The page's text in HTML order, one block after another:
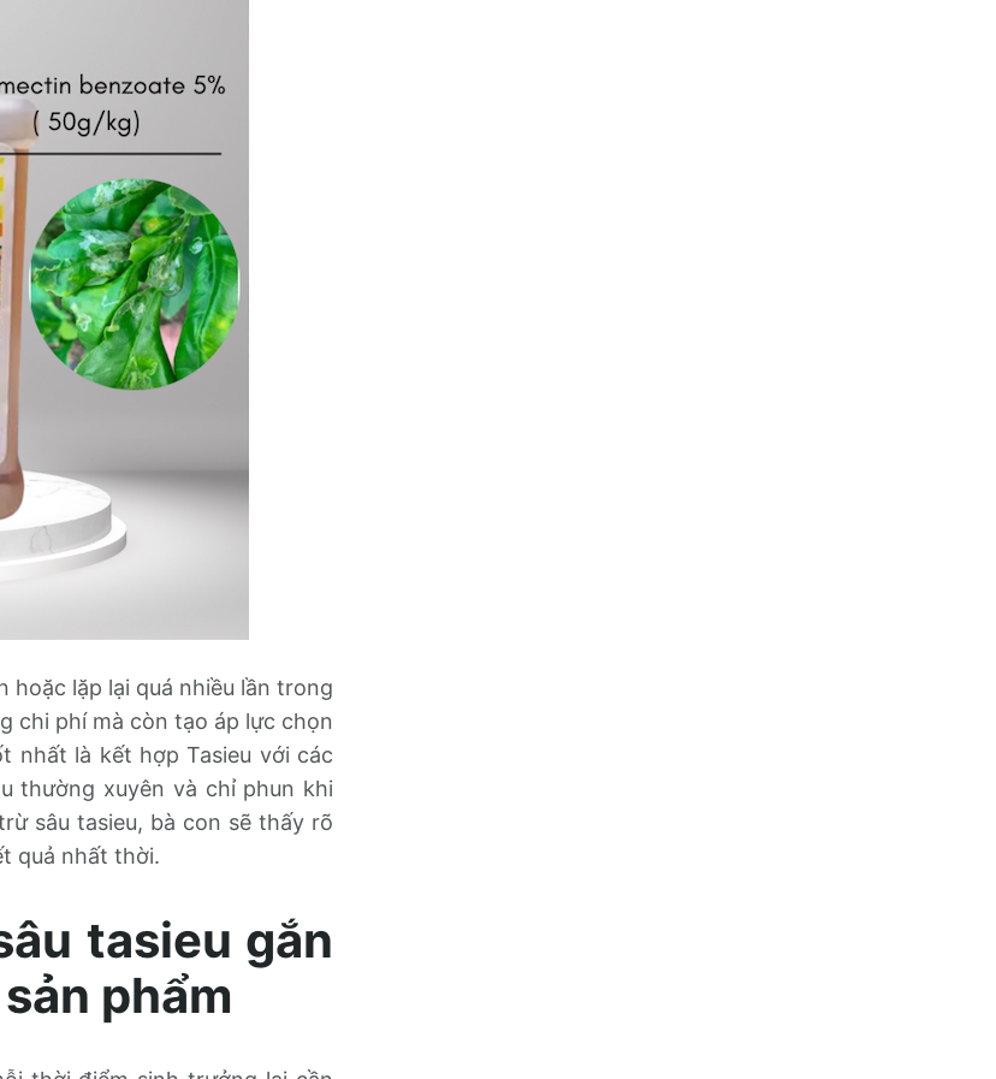
hoặc lặp lại quá nhiều lần trong
chi phí mà còn tạo áp lực chọn
nhất là kết hợp Tasieu với các
thường xuyên và chỉ phun khi
sâu tasieu, bà con sẽ thấy rõ
quả nhất thời.
tasieu gắn
phẩm